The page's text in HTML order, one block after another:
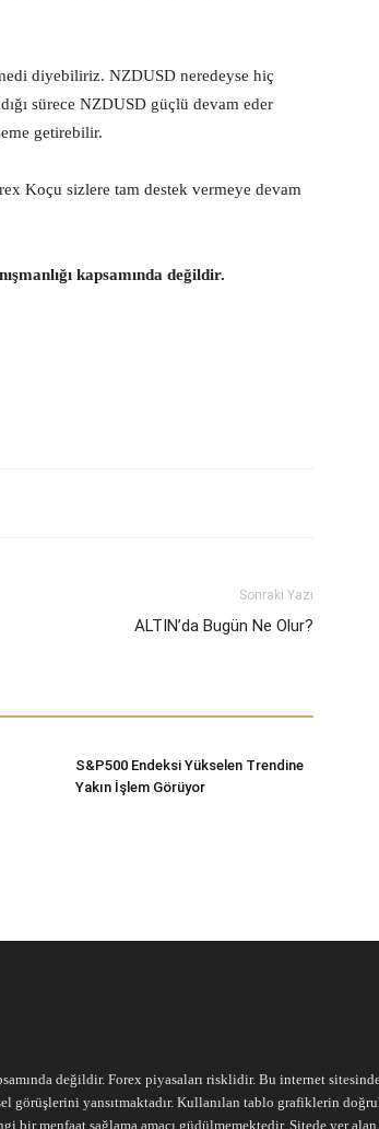
diyebiliriz. NZDUSD neredeyse hiç
sürece NZDUSD güçlü devam eder
getirebilir.
Koçu sizlere tam destek vermeye devam
kapsamında değildir.
Sonraki Yazı
ALTIN’da Bugün Ne Olur?
S&P500 Endeksi Yükselen Trendine
Yakın İşlem Görüyor
değildir. Forex piyasaları risklidir. Bu internet
görüşlerini yansıtmaktadır. Kullanılan tablo grafiklerin
menfaat sağlama amacı güdülmemektedir. Sitede yer